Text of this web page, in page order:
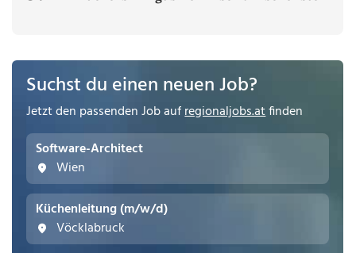
Suchst du einen neuen Job?
Jetzt den passenden Job aufregionaljobs.atfinden
Software-Architect
Wien
Küchenleitung (m/w/d)
Vöcklabruck